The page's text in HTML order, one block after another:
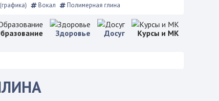
Вокал Полимерная глина
Здоровье Досуг Курсы и МК